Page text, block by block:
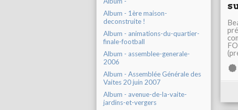
Album - 1ère maison-
deconstruite !
Album - animations-du-quartier-
finale-football
Album - assemblee-generale-
2006
Album - Assemblée Générale des
Vaites 20 juin 2007
Album - avenue-de-la-vaite-
jardins-et-vergers